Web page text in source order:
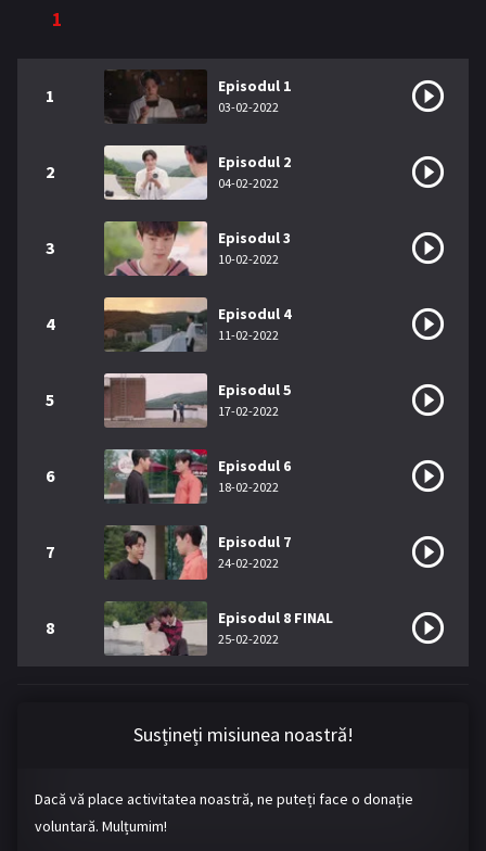
1
1 Episodul 1
03-02-2022
2 Episodul 2
04-02-2022
3 Episodul 3
10-02-2022
4 Episodul 4
11-02-2022
5 Episodul 5
17-02-2022
6 Episodul 6
18-02-2022
7 Episodul 7
24-02-2022
8 Episodul 8 FINAL
25-02-2022
Susțineți misiunea noastră!
Dacă vă place activitatea noastră, ne puteți face o donație
voluntară. Mulțumim!